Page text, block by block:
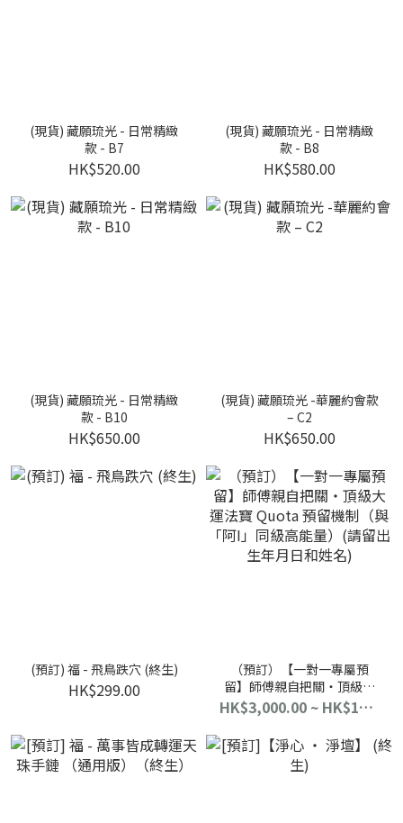
(現貨) 藏願琉光 - 日常精緻
款 - B7
HK$520.00
(現貨) 藏願琉光 - 日常精緻
款 - B8
HK$580.00
(現貨) 藏願琉光 - 日常精緻
款 - B10
HK$650.00
(現貨) 藏願琉光 -華麗約會款
– C2
HK$650.00
(預訂) 福 - 飛鳥跌穴 (終生)
HK$299.00
（預訂）【一對一專屬預
留】師傅親自把關・頂級大
運法寶 Quota 預留機制（與
「阿I」同級高能量）(請留出
生年月日和姓名)
HK$3,000.00 ~ HK$10,000.00